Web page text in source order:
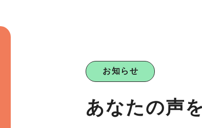
お知らせ
あなたの声